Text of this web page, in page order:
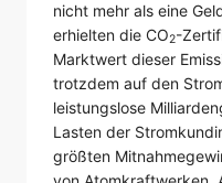
nicht mehr als eine
erhielten die CO2-
Marktwert dieser
trotzdem auf den
leistungslose
Lasten der
größten